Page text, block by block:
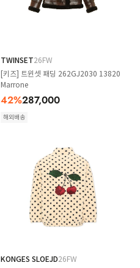
TWINSET26FW
[키즈] 트윈셋 패딩 262GJ2030 13820
Marrone
42%287,000
해외배송
KONGES SLOEJD26FW